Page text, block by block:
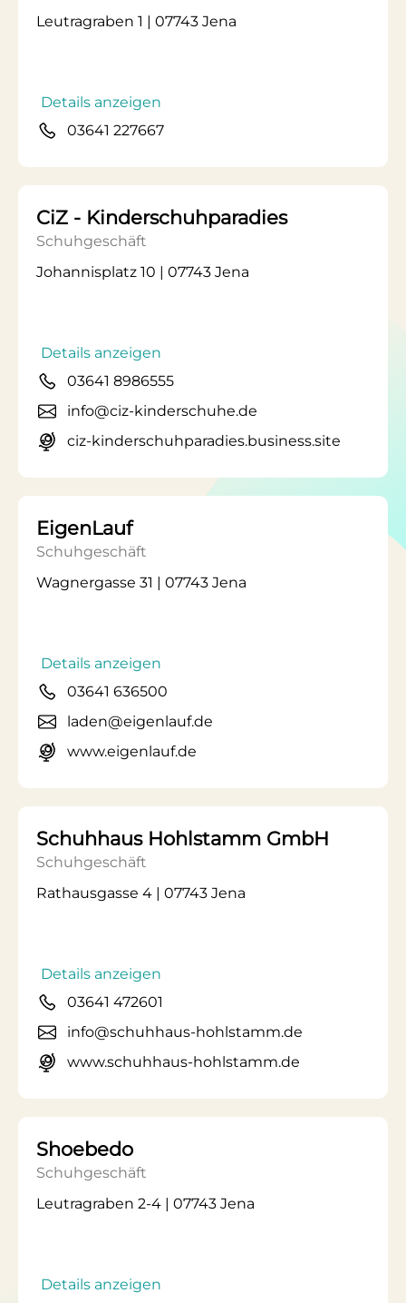
Leutragraben 1 | 07743 Jena
Details anzeigen
03641 227667
CiZ - Kinderschuhparadies
Schuhgeschäft
Johannisplatz 10 | 07743 Jena
Details anzeigen
03641 8986555
info@ciz-kinderschuhe.de
ciz-kinderschuhparadies.business.site
EigenLauf
Schuhgeschäft
Wagnergasse 31 | 07743 Jena
Details anzeigen
03641 636500
laden@eigenlauf.de
www.eigenlauf.de
Schuhhaus Hohlstamm GmbH
Schuhgeschäft
Rathausgasse 4 | 07743 Jena
Details anzeigen
03641 472601
info@schuhhaus-hohlstamm.de
www.schuhhaus-hohlstamm.de
Shoebedo
Schuhgeschäft
Leutragraben 2-4 | 07743 Jena
Details anzeigen